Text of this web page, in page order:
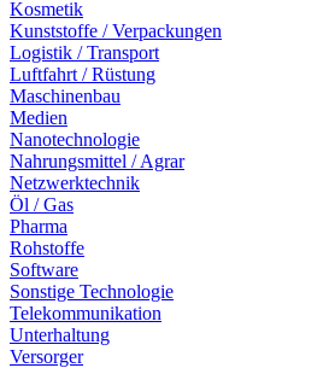
Kosmetik
Kunststoffe / Verpackungen
Logistik / Transport
Luftfahrt / Rüstung
Maschinenbau
Medien
Nanotechnologie
Nahrungsmittel / Agrar
Netzwerktechnik
Öl / Gas
Pharma
Rohstoffe
Software
Sonstige Technologie
Telekommunikation
Unterhaltung
Versorger